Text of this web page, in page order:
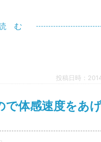
む
投稿日時：
で体感速度をあ